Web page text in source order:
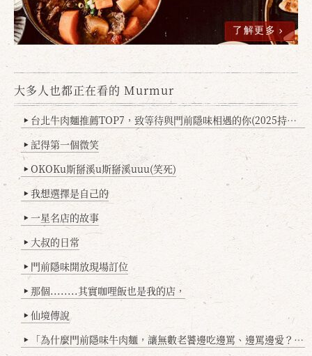
了解更多
大多人也都正在看的 Murmur
▶ 台北牛肉麵推薦TOP7，致等待與門前隱味相遇的你(2025持續更新
▶ 記得第一個微笑
▶ OKOKu斯掰溪u斯掰溪uuu(笑死)
▶ 我想選擇是自己的
▶ 一星名店的故事
▶ 大叔的日常
▶ 門前隱味開放現場訂位
▶ 那個........其實咖哩飯也是我的店，
▶ 仙境傳說
▶ 「為什麼門前隱味牛肉麵，讓無數老饕邊吃邊罵、邊罵邊愛？小辣雞揭密！」